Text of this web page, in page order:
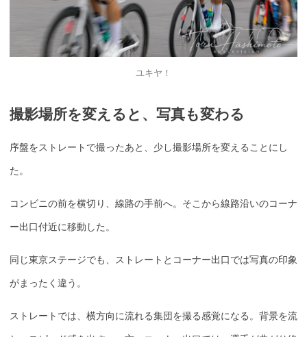
ユキヤ！
撮影場所を変えると、写真も変わる
序盤をストレートで撮ったあと、少し撮影場所を変えることにし
た。
コンビニの前を横切り、線路の手前へ。そこから線路沿いのコーナ
ー出口付近に移動した。
同じ東京ステージでも、ストレートとコーナー出口では写真の印象
がまったく違う。
ストレートでは、横方向に流れる集団を撮る感覚になる。背景を流